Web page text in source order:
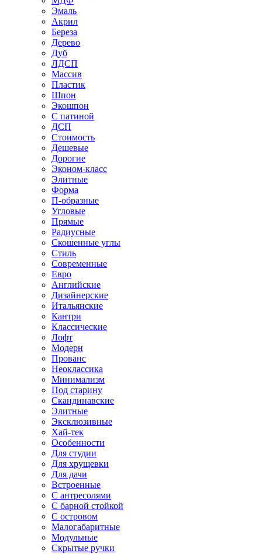
Эмаль
Акрил
Береза
Дерево
Дуб
ЛДСП
Массив
Пластик
Шпон
Экошпон
С патиной
ДСП
Стоимость
Дешевые
Дорогие
Эконом-класс
Элитные
Форма
П-образные
Угловые
Прямые
Радиусные
Скошенные углы
Стиль
Современные
Евро
Английские
Дизайнерские
Итальянские
Кантри
Классические
Лофт
Модерн
Прованс
Неоклассика
Минимализм
Под старину
Скандинавские
Элитные
Эксклюзивные
Хай-тек
Особенности
Для студии
Для хрущевки
Для дачи
Встроенные
С антресолями
С барной стойкой
С островом
Малогабаритные
Модульные
Скрытые ручки